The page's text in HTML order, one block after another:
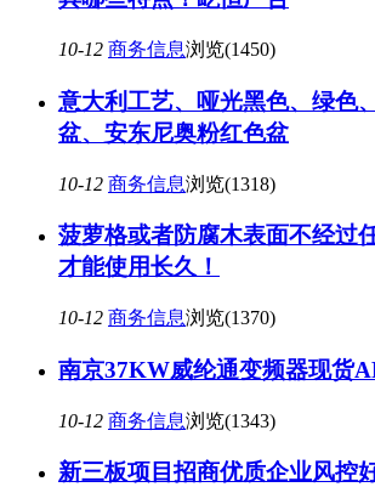
10-12 商务信息浏览(1450)
意大利工艺、哑光黑色、绿色
盆、安东尼奥粉红色盆
10-12 商务信息浏览(1318)
菠萝格或者防腐木表面不经过
才能使用长久！
10-12 商务信息浏览(1370)
南京37KW威纶通变频器现货
10-12 商务信息浏览(1343)
新三板项目招商优质企业风控